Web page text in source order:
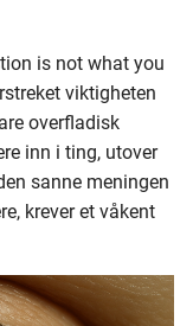
is not what you
viktigheten
overfladisk
inn i ting, utover
sanne meningen
krever et våkent